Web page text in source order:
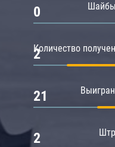
0
Количество
2
21
2